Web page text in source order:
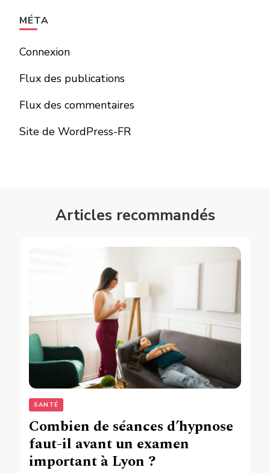
MÉTA
Connexion
Flux des publications
Flux des commentaires
Site de WordPress-FR
Articles recommandés
SANTÉ
Combien de séances d’hypnose
faut-il avant un examen
important à Lyon ?